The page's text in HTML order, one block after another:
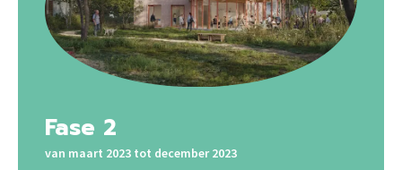
Fase 2
van maart 2023 tot december 2023